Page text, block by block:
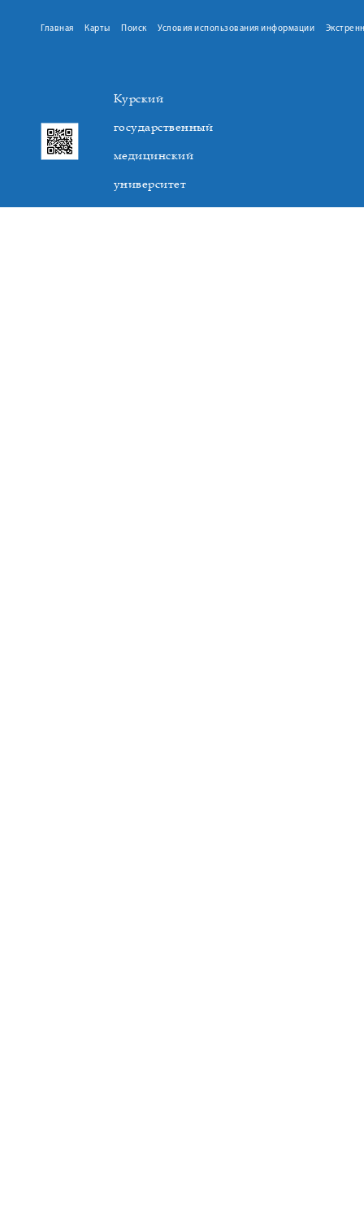
Главная Карты Поиск Условия использования информации
Курский
государственный
медицинский
университет